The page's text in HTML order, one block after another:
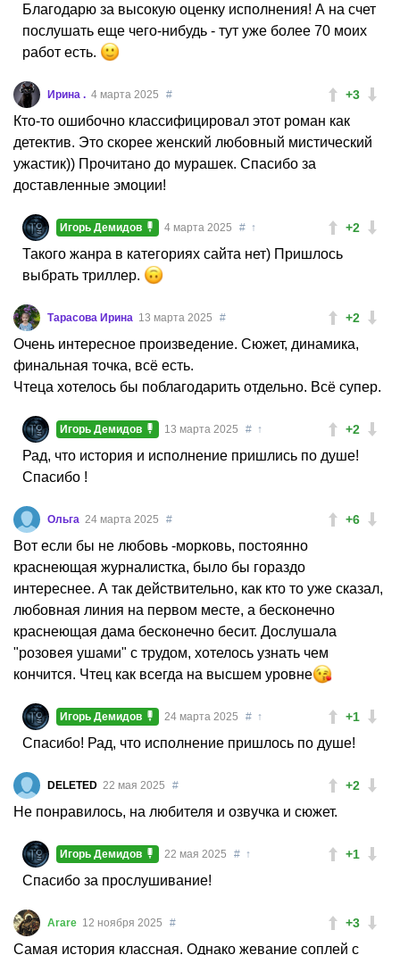
Благодарю за высокую оценку исполнения! А на счет
послушать еще чего-нибудь - тут уже более 70 моих
работ есть.
+3
Ирина . 4 марта 2025 #
Кто-то ошибочно классифицировал этот роман как
детектив. Это скорее женский любовный мистический
ужастик)) Прочитано до мурашек. Спасибо за
доставленные эмоции!
+2
Игорь Демидов 4 марта 2025 # ↑
Такого жанра в категориях сайта нет) Пришлось
выбрать триллер.
+2
Тарасова Ирина 13 марта 2025 #
Очень интересное произведение. Сюжет, динамика,
финальная точка, всё есть.
Чтеца хотелось бы поблагодарить отдельно. Всё супер.
+2
Игорь Демидов 13 марта 2025 # ↑
Рад, что история и исполнение пришлись по душе!
Спасибо !
+6
Ольга 24 марта 2025 #
Вот если бы не любовь -морковь, постоянно
краснеющая журналистка, было бы гораздо
интереснее. А так действительно, как кто то уже сказал,
любовная линия на первом месте, а бесконечно
краснеющая дама бесконечно бесит. Дослушала
"розовея ушами" с трудом, хотелось узнать чем
кончится. Чтец как всегда на высшем уровне
+1
Игорь Демидов 24 марта 2025 # ↑
Спасибо! Рад, что исполнение пришлось по душе!
+2
DELETED 22 мая 2025 #
Не понравилось, на любителя и озвучка и сюжет.
+1
Игорь Демидов 22 мая 2025 # ↑
Спасибо за прослушивание!
+3
Arare 12 ноября 2025 #
Самая история классная. Однако жевание соплей с